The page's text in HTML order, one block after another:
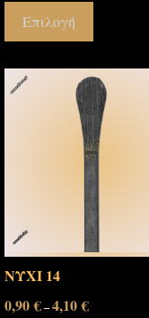
Επιλογή
ΝΥΧΙ 14
0,90€–4,10€